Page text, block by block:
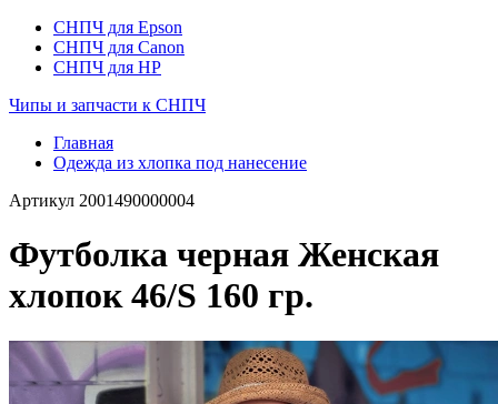
СНПЧ для Epson
СНПЧ для Canon
СНПЧ для HP
Чипы и запчасти к СНПЧ
Главная
Одежда из хлопка под нанесение
Артикул 2001490000004
Футболка черная Женская
хлопок 46/S 160 гр.